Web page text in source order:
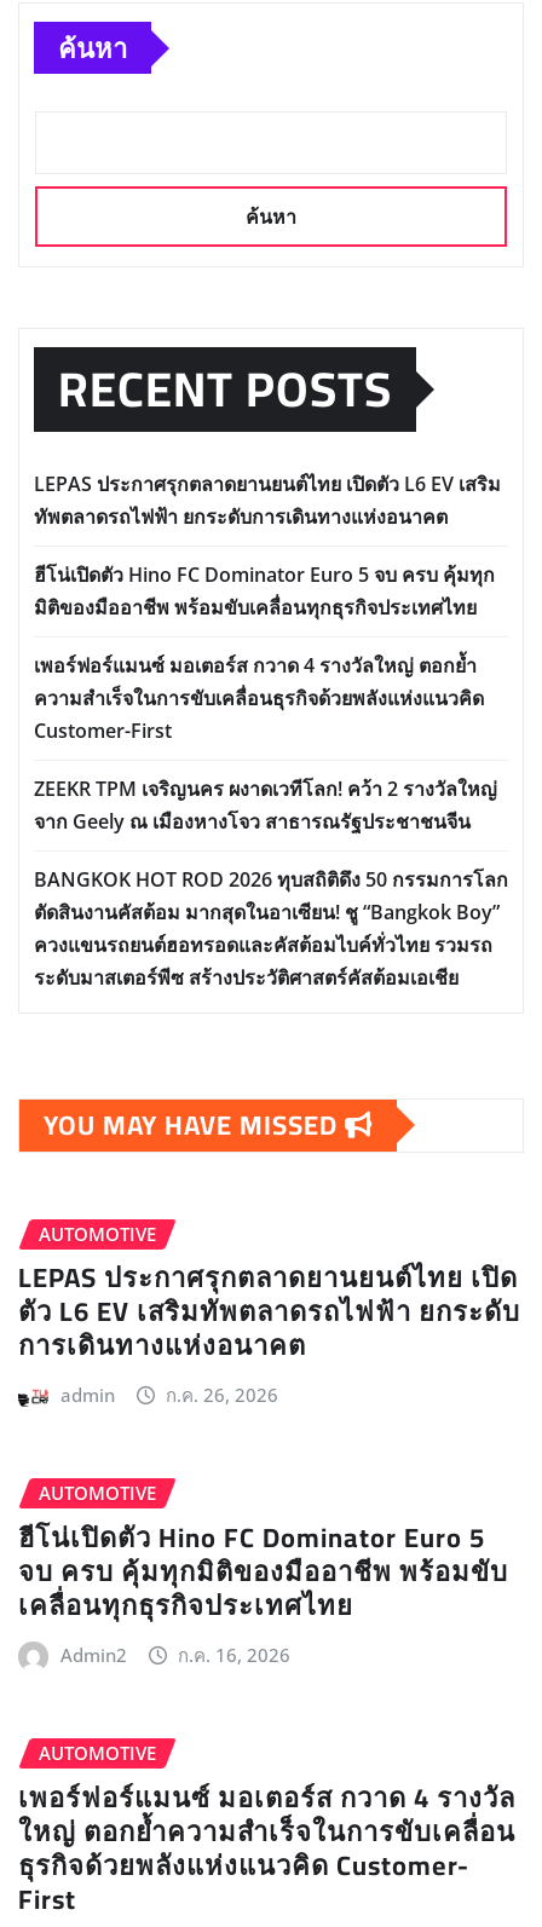
ค้นหา
ค้นหา
RECENT POSTS
LEPAS ประกาศรุกตลาดยานยนต์ไทย เปิดตัว L6 EV เสริม
ทัพตลาดรถไฟฟ้า ยกระดับการเดินทางแห่งอนาคต
ฮีโน่เปิดตัว Hino FC Dominator Euro 5 จบ ครบ คุ้มทุก
มิติของมืออาชีพ พร้อมขับเคลื่อนทุกธุรกิจประเทศไทย
เพอร์ฟอร์แมนซ์ มอเตอร์ส กวาด 4 รางวัลใหญ่ ตอกย้ำ
ความสำเร็จในการขับเคลื่อนธุรกิจด้วยพลังแห่งแนวคิด
Customer-First
ZEEKR TPM เจริญนคร ผงาดเวทีโลก! คว้า 2 รางวัลใหญ่
จาก Geely ณ เมืองหางโจว สาธารณรัฐประชาชนจีน
BANGKOK HOT ROD 2026 ทุบสถิติดึง 50 กรรมการโลก
ตัดสินงานคัสต้อม มากสุดในอาเซียน! ชู “Bangkok Boy”
ควงแขนรถยนต์ฮอทรอดและคัสต้อมไบค์ทั่วไทย รวมรถ
ระดับมาสเตอร์พีซ สร้างประวัติศาสตร์คัสต้อมเอเชีย
YOU MAY HAVE MISSED
AUTOMOTIVE
LEPAS ประกาศรุกตลาดยานยนต์ไทย เปิด
ตัว L6 EV เสริมทัพตลาดรถไฟฟ้า ยกระดับ
การเดินทางแห่งอนาคต
admin ก.ค. 26, 2026
AUTOMOTIVE
ฮีโน่เปิดตัว Hino FC Dominator Euro 5
จบ ครบ คุ้มทุกมิติของมืออาชีพ พร้อมขับ
เคลื่อนทุกธุรกิจประเทศไทย
Admin2 ก.ค. 16, 2026
AUTOMOTIVE
เพอร์ฟอร์แมนซ์ มอเตอร์ส กวาด 4 รางวัล
ใหญ่ ตอกย้ำความสำเร็จในการขับเคลื่อน
ธุรกิจด้วยพลังแห่งแนวคิด Customer-
First